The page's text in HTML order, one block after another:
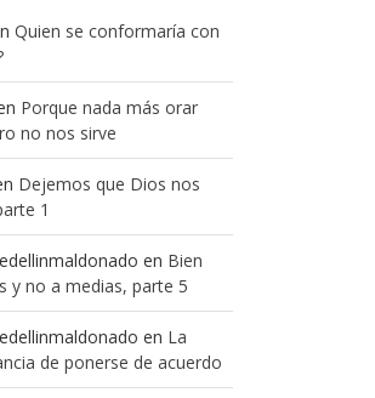
Quien se conformaría con
Porque nada más orar
no nos sirve
Dejemos que Dios nos
1
en Bien
y no a medias, parte 5
en La
de ponerse de acuerdo